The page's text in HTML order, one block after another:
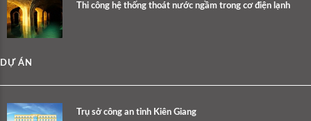
Thi công hệ thống thoát nước ngầm trong cơ điện lạnh
DỰ ÁN
Trụ sở công an tỉnh Kiên Giang